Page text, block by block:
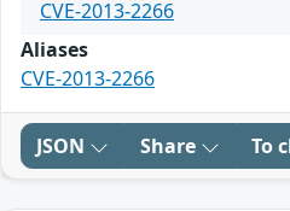
CVE-2013-2266
Aliases
CVE-2013-2266
JSON Share To